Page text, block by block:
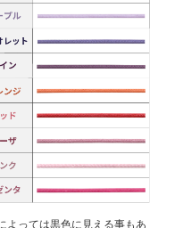
っては黒色に見える事もあ